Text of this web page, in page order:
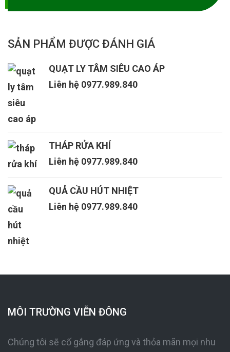
SẢN PHẨM ĐƯỢC ĐÁNH GIÁ
QUẠT LY TÂM SIÊU CAO ÁP
Liên hệ 0977.989.840
THÁP RỬA KHÍ
Liên hệ 0977.989.840
QUẢ CẦU HÚT NHIỆT
Liên hệ 0977.989.840
MÔI TRƯỜNG VIỄN ĐÔNG
Chúng tôi sẽ cố gắng đáp ứng và thỏa mãn mọi nhu